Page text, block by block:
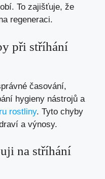
To zajišťuje, že
regeneraci.
při stříhání
časování,
hygieny nástrojů a
rostliny. Tyto chyby
a výnosy.
na stříhání